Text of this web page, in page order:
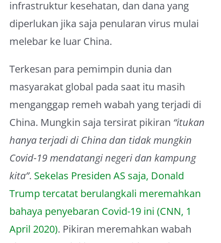
infrastruktur kesehatan, dan dana yang
diperlukan jika saja penularan virus mulai
melebar ke luar China.
Terkesan para pemimpin dunia dan
masyarakat global pada saat itu masih
menganggap remeh wabah yang terjadi di
China. Mungkin saja tersirat pikiran “itukan
hanya terjadi di China dan tidak mungkin
Covid-19 mendatangi negeri dan kampung
kita”. Sekelas Presiden AS saja, Donald
Trump tercatat berulangkali meremahkan
bahaya penyebaran Covid-19 ini (CNN, 1
April 2020). Pikiran meremahkan wabah